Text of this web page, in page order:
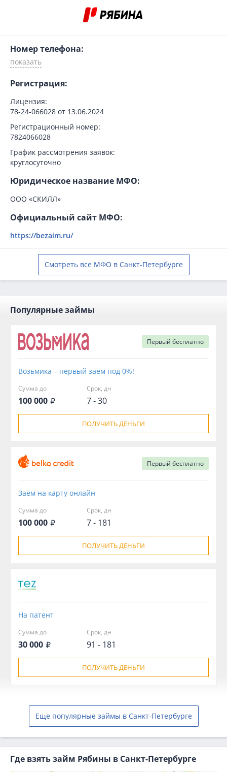
Номер телефона:
Регистрация:
Лицензия:
78-24-066028 от 13.06.2024
Регистрационный номер:
7824066028
График рассмотрения заявок:
круглосуточно
Юридическое название МФО:
ООО «СКИЛЛ»
Официальный сайт МФО:
https://bezaim.ru/
Смотреть все МФО в Санкт-Петербурге
Популярные займы
Первый бесплатно
Возьмика – первый заём под 0%!
Сумма до
100 000
Срок, дн
7 - 30
ПОЛУЧИТЬ ДЕНЬГИ
Первый бесплатно
Заём на карту онлайн
Сумма до
100 000
Срок, дн
7 - 181
ПОЛУЧИТЬ ДЕНЬГИ
На патент
Сумма до
30 000
Срок, дн
91 - 181
ПОЛУЧИТЬ ДЕНЬГИ
Еще популярные займы в Санкт-Петербурге
Где взять займ Рябины в Санкт-Петербурге